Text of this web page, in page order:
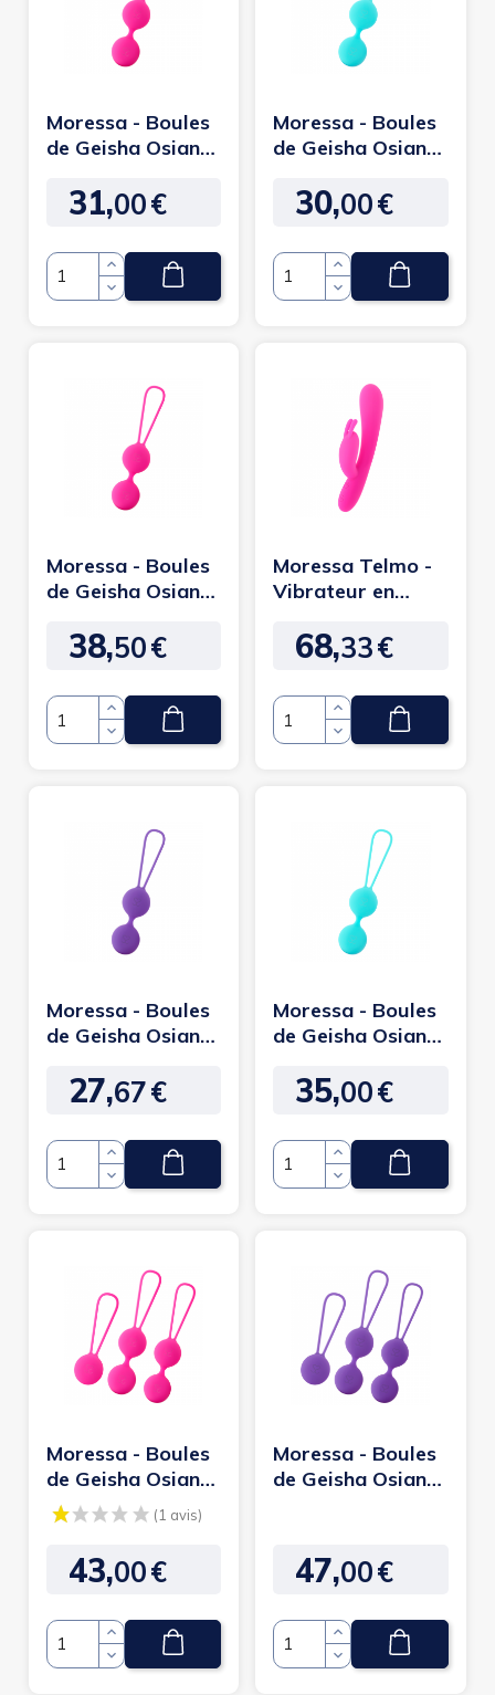
Moressa - Boules
de Geisha Osian
Prix
31,00€
Quantité
Moressa - Boules
de Geisha Osian
Prix
30,00€
Quantité
Moressa - Boules
de Geisha Osian
Prix
38,50€
Quantité
Moressa Telmo -
Vibrateur en
rechargeable
Prix
68,33€
Quantité
Moressa - Boules
de Geisha Osian
Prix
27,67€
Quantité
Moressa - Boules
de Geisha Osian
Prix
35,00€
Quantité
Moressa - Boules
de Geisha Osian
set Rose
Prix
43,00€
Quantité
Moressa - Boules
de Geisha Osian
Prix
47,00€
Quantité